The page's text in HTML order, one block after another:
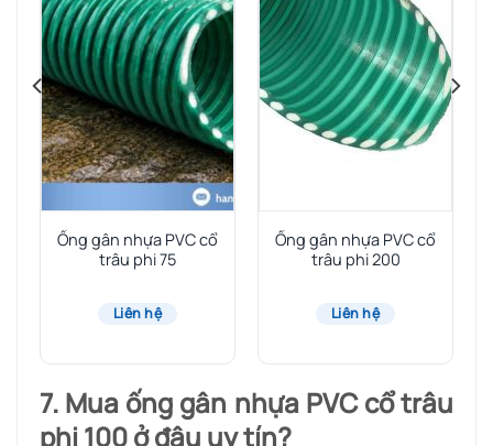
Ống gân nhựa PVC cổ
trâu phi 75
Liên hệ
Ống gân nhựa PVC cổ
trâu phi 200
Liên hệ
7. Mua ống gân nhựa PVC cổ trâu
phi 100 ở đâu uy tín?